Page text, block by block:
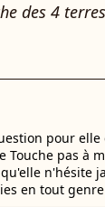
des 4 terres
pour
Touche pas à
n'hésite
en tout